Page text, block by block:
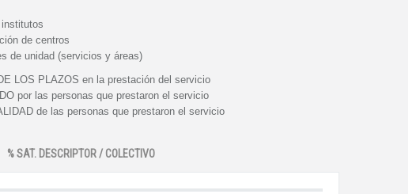
de centros
de unidad (servicios y áreas)
LOS PLAZOS en la prestación del servicio
por las personas que prestaron el servicio
de las personas que prestaron el servicio
% SAT. DESCRIPTOR / COLECTIVO